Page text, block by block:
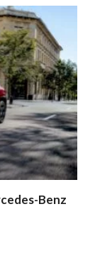
Benz